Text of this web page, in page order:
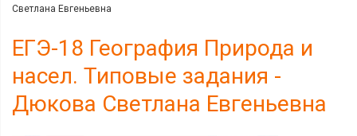
Светлана Евгеньевна
ЕГЭ-18 География Природа и
насел. Типовые задания -
Дюкова Светлана Евгеньевна